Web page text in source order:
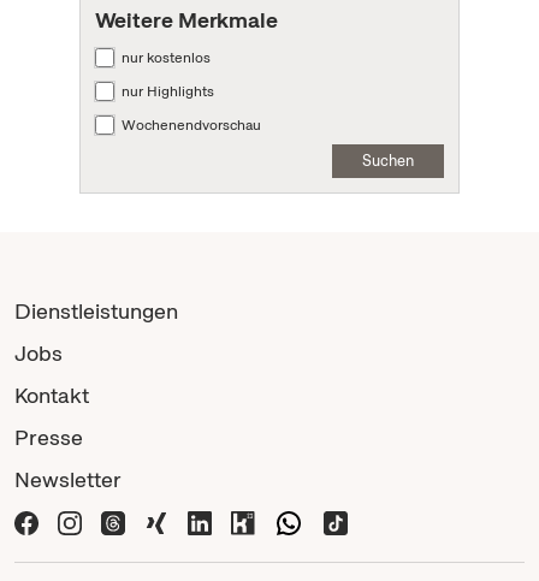
Weitere Merkmale
nur kostenlos
nur Highlights
Wochenendvorschau
Suchen
Dienstleistungen
Jobs
Kontakt
Presse
Newsletter